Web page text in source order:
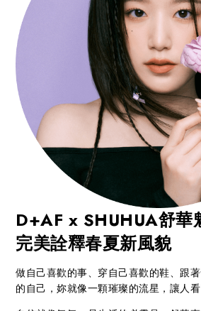
D+AF x SHUHUA舒華
完美詮釋春夏新風貌
做自己喜歡的事、穿自己喜歡的鞋、跟
的自己，妳就像一顆璀璨的流星，讓人看